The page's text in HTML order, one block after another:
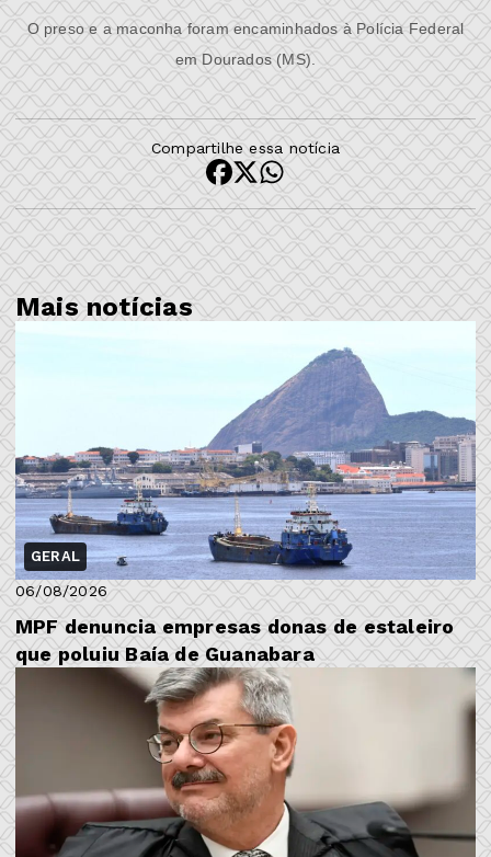
O preso e a maconha foram encaminhados à Polícia Federal
em Dourados (MS).
Compartilhe essa notícia
Mais notícias
GERAL
06/08/2026
MPF denuncia empresas donas de estaleiro
que poluiu Baía de Guanabara